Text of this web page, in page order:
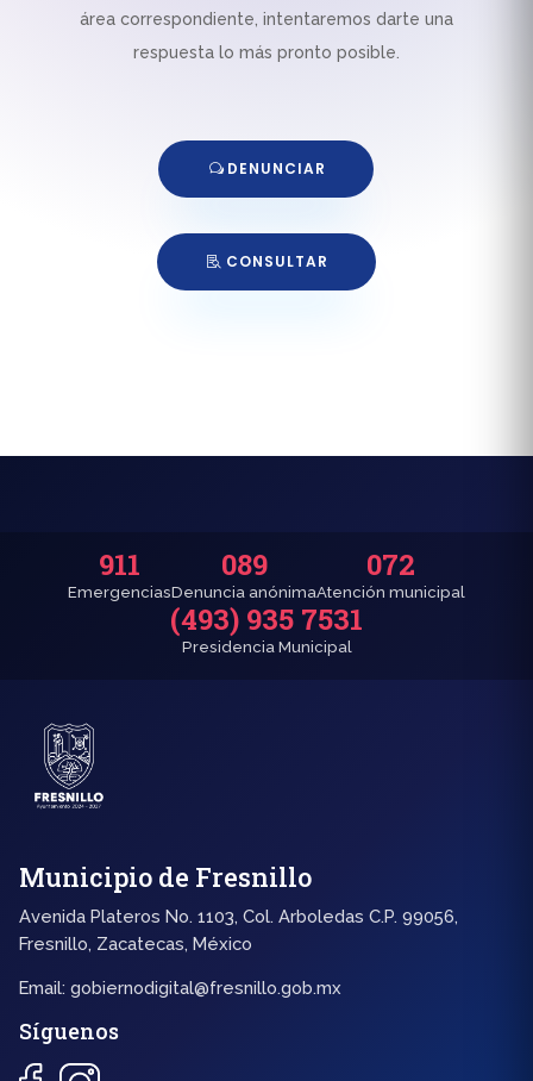
área correspondiente, intentaremos darte una
respuesta lo más pronto posible.
DENUNCIAR
CONSULTAR
911
Emergencias
089
Denuncia anónima
072
Atención municipal
(493) 935 7531
Presidencia Municipal
Municipio de Fresnillo
Avenida Plateros No. 1103, Col. Arboledas C.P. 99056,
Fresnillo, Zacatecas, México
Email: gobiernodigital@fresnillo.gob.mx
Síguenos